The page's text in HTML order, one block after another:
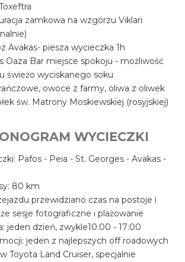
zamkowa na wzgórzu Viklari
Avakas- piesza wycieczka 1h
Oaza Bar miejsce spokoju - możliwość
świeżo wyciskanego soku
owoce z farmy, oliwa z oliwek
św. Matrony Moskiewskiej (rosyjskiej)
WYCIECZKI
Pafos - Peia - St. Georges - Avakas -
80 km
przewidziano czas na postoje i
sesje fotograficzne i plażowanie
jeden dzień, zwykle10:00 - 17:00
jeden z najlepszych off roadowych
Toyota Land Cruiser, specjalnie